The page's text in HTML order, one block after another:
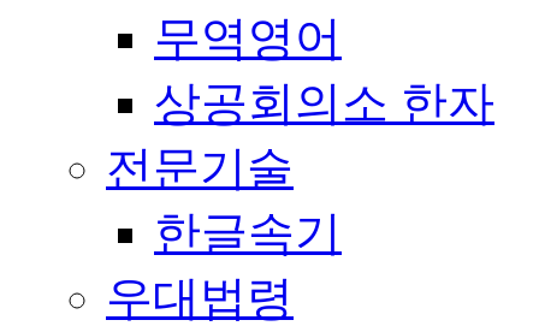
무역영어
상공회의소 한자
전문기술
한글속기
우대법령